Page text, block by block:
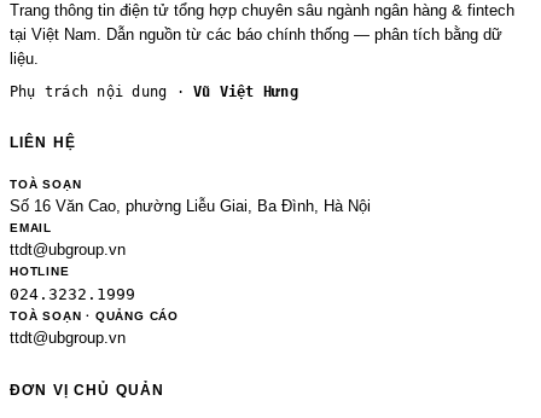
Trang thông tin điện tử tổng hợp chuyên sâu ngành ngân hàng & fintech
tại Việt Nam. Dẫn nguồn từ các báo chính thống — phân tích bằng dữ
liệu.
Phụ trách nội dung ·Vũ Việt Hưng
LIÊN HỆ
TOÀ SOẠN
Số 16 Văn Cao, phường Liễu Giai, Ba Đình, Hà Nội
EMAIL
ttdt@ubgroup.vn
HOTLINE
024.3232.1999
TOÀ SOẠN · QUẢNG CÁO
ttdt@ubgroup.vn
ĐƠN VỊ CHỦ QUẢN